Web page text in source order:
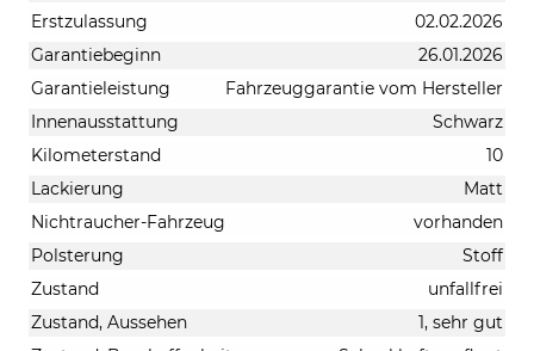
Erstzulassung
02.02.2026
Garantiebeginn
26.01.2026
Garantieleistung
Fahrzeuggarantie vom Hersteller
Innenausstattung
Schwarz
Kilometerstand
10
Lackierung
Matt
Nichtraucher-Fahrzeug
vorhanden
Polsterung
Stoff
Zustand
unfallfrei
Zustand, Aussehen
1, sehr gut